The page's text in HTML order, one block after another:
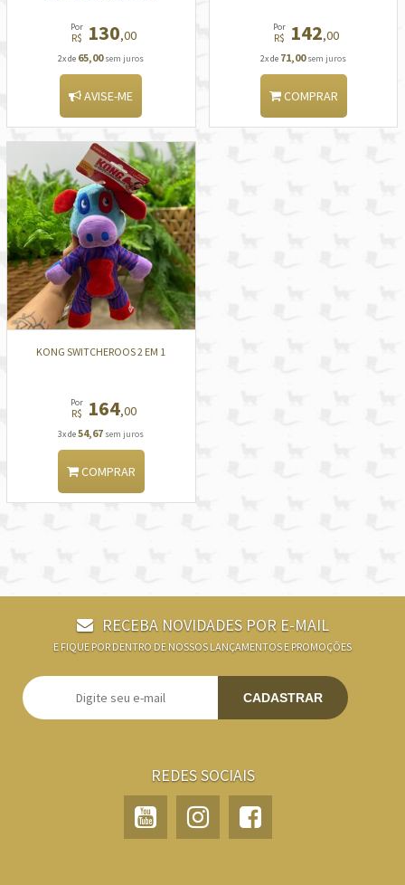
Por
R$ 130,00
2x de 65,00sem juros
AVISE-ME
Por
R$ 142,00
2x de 71,00sem juros
COMPRAR
KONG SWITCHEROOS 2 EM 1
Por
R$ 164,00
3x de54,67 sem juros
COMPRAR
RECEBA NOVIDADES POR E-MAIL
E FIQUE POR DENTRO DE NOSSOS LANÇAMENTOS E PROMOÇÕES
CADASTRAR
REDES SOCIAIS